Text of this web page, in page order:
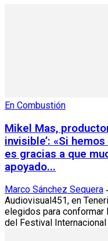
En Combustión
Mikel Mas,
invisible’: «Si
es gracias a que
apoyado...
Marco Sánchez Sequera -
Audiovisual451, en
elegidos para conformar
del Festival Internacional